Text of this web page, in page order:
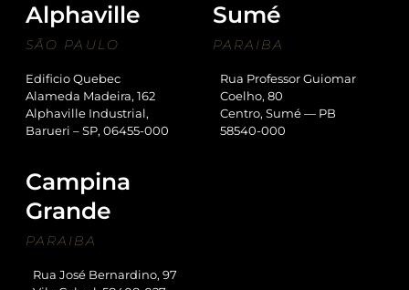
Alphaville Sumé
SÃO PAULO PARAIBA
Edificio Quebec
Alameda Madeira, 162
Alphaville Industrial,
Barueri – SP, 06455-000
Rua Professor Guiomar
Coelho, 80
Centro, Sumé — PB
58540-000
Campina
Grande
PARAIBA
Rua José Bernardino, 97